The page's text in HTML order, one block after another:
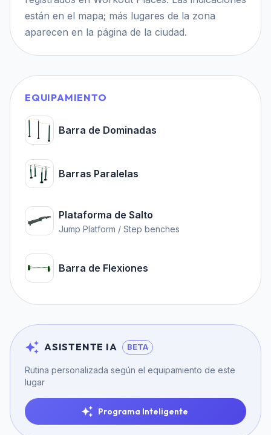
están en el mapa; más lugares de la zona
aparecen en la página de la ciudad.
EQUIPAMIENTO
Barra de Dominadas
Barras Paralelas
Plataforma de Salto
Jump Platform / Step benches
Barra de Flexiones
ASISTENTE IA BETA
Rutina personalizada según el equipamiento de este
lugar
Programa Inteligente